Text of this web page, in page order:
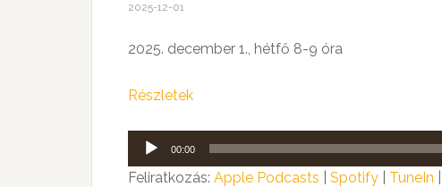
2025-12-01
2025. december 1., hétfő 8-9 óra
Részletek
Audió
lejátszó
00:00
Feliratkozás: Apple Podcasts Spotify TuneIn